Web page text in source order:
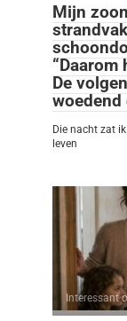
Mijn
“Daarom
De
Die nacht zat
leven
Interessant